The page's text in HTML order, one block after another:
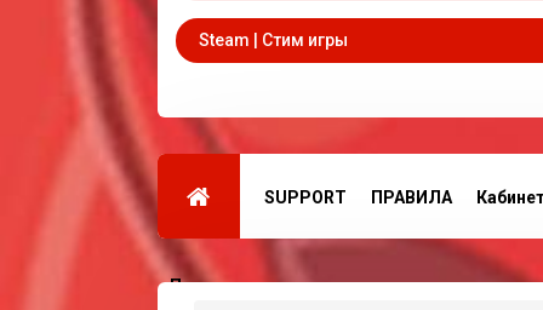
Steam | Стим игры
SUPPORT ПРАВИЛА
Партнеры